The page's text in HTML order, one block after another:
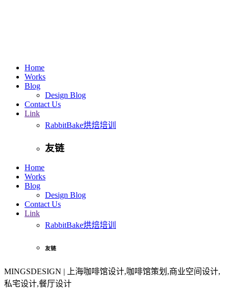
Home
Works
Blog
Design Blog
Contact Us
Link
RabbitBake烘焙培训
友链
Home
Works
Blog
Design Blog
Contact Us
Link
RabbitBake烘焙培训
友链
MINGSDESIGN | 上海咖啡馆设计,咖啡馆策划,商业空间设计,
私宅设计,餐厅设计